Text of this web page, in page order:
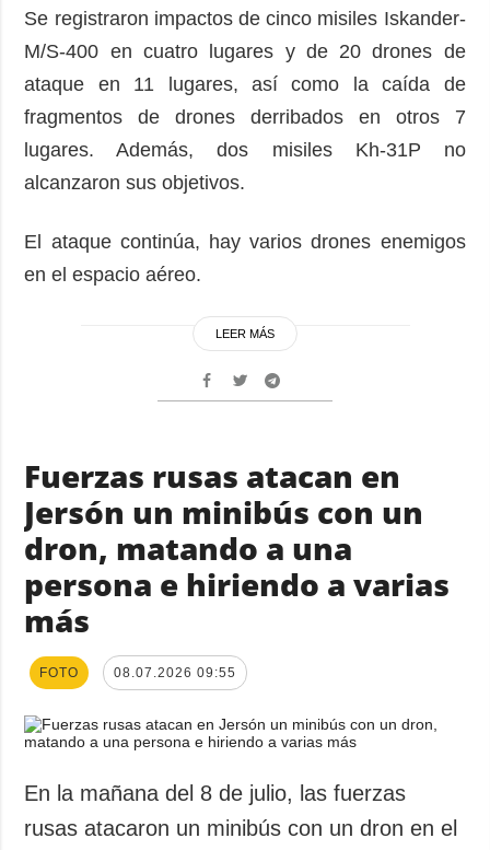
Se registraron impactos de cinco misiles Iskander-
M/S-400 en cuatro lugares y de 20 drones de
ataque en 11 lugares, así como la caída de
fragmentos de drones derribados en otros 7
lugares. Además, dos misiles Kh-31P no
alcanzaron sus objetivos.
El ataque continúa, hay varios drones enemigos
en el espacio aéreo.
LEER MÁS
Fuerzas rusas atacan en
Jersón un minibús con un
dron, matando a una
persona e hiriendo a varias
más
FOTO 08.07.2026 09:55
En la mañana del 8 de julio, las fuerzas
rusas atacaron un minibús con un dron en el